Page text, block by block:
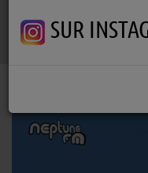
Autres
SUR